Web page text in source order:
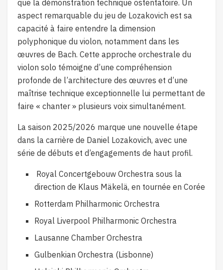
que la démonstration technique ostentatoire. Un
aspect remarquable du jeu de Lozakovich est sa
capacité à faire entendre la dimension
polyphonique du violon, notamment dans les
œuvres de Bach. Cette approche orchestrale du
violon solo témoigne d’une compréhension
profonde de l’architecture des œuvres et d’une
maîtrise technique exceptionnelle lui permettant de
faire « chanter » plusieurs voix simultanément.
La saison 2025/2026 marque une nouvelle étape
dans la carrière de Daniel Lozakovich, avec une
série de débuts et d’engagements de haut profil.
Royal Concertgebouw Orchestra sous la
direction de Klaus Mäkelä, en tournée en Corée
Rotterdam Philharmonic Orchestra
Royal Liverpool Philharmonic Orchestra
Lausanne Chamber Orchestra
Gulbenkian Orchestra (Lisbonne)